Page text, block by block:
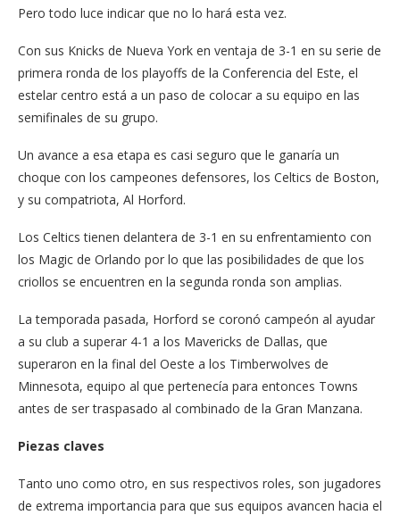
Pero todo luce indicar que no lo hará esta vez.
Con sus Knicks de Nueva York en ventaja de 3-1 en su serie de
primera ronda de los playoffs de la Conferencia del Este, el
estelar centro está a un paso de colocar a su equipo en las
semifinales de su grupo.
Un avance a esa etapa es casi seguro que le ganaría un
choque con los campeones defensores, los Celtics de Boston,
y su compatriota, Al Horford.
Los Celtics tienen delantera de 3-1 en su enfrentamiento con
los Magic de Orlando por lo que las posibilidades de que los
criollos se encuentren en la segunda ronda son amplias.
La temporada pasada, Horford se coronó campeón al ayudar
a su club a superar 4-1 a los Mavericks de Dallas, que
superaron en la final del Oeste a los Timberwolves de
Minnesota, equipo al que pertenecía para entonces Towns
antes de ser traspasado al combinado de la Gran Manzana.
Piezas claves
Tanto uno como otro, en sus respectivos roles, son jugadores
de extrema importancia para que sus equipos avancen hacia el